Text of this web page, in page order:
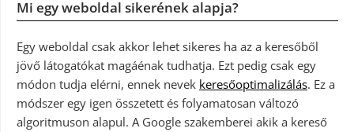
Mi egy weboldal sikerének alapja?
Egy weboldal csak akkor lehet sikeres ha az a keresőből
jövő látogatókat magáénak tudhatja. Ezt pedig csak egy
módon tudja elérni, ennek nevek keresőoptimalizálás. Ez a
módszer egy igen összetett és folyamatosan változó
algoritmuson alapul. A Google szakemberei akik a kereső